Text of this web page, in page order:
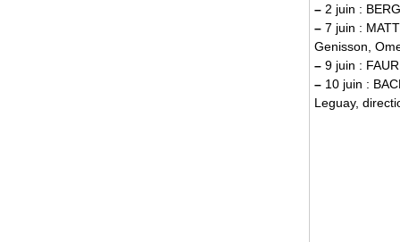
– 2 juin :
– 7 juin :
Genisson,
– 9 juin :
– 10 juin :
Leguay,